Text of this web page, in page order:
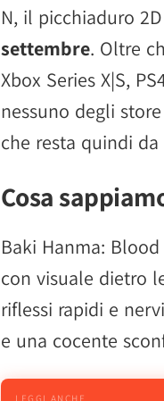
N, il picchiaduro
settembre. Oltre
Xbox Series X|S,
nessuno degli
che resta quindi
Cosa
Baki Hanma:
con visuale dietro
riflessi rapidi e
e una cocente